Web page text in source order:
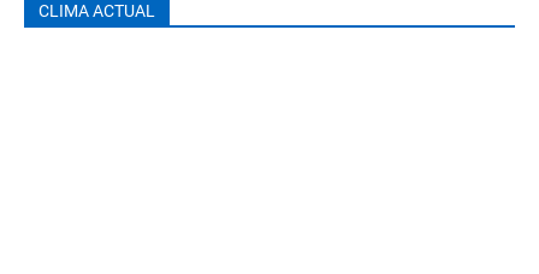
CLIMA ACTUAL